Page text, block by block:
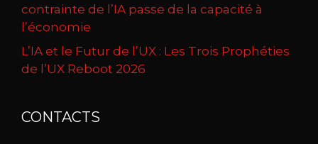
contrainte de l’IA passe de la capacité à
l’économie
L’IA et le Futur de l’UX : Les Trois Prophéties
de l’UX Reboot 2026
CONTACTS